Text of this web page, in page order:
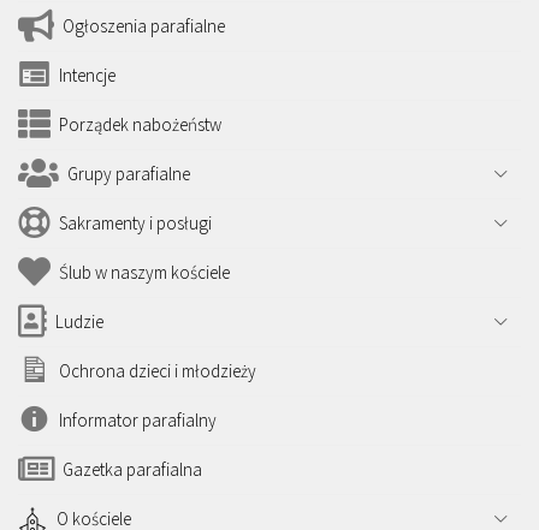
Ogłoszenia parafialne
Intencje
Porządek nabożeństw
Grupy parafialne
Sakramenty i posługi
Ślub w naszym kościele
Ludzie
Ochrona dzieci i młodzieży
Informator parafialny
Gazetka parafialna
O kościele